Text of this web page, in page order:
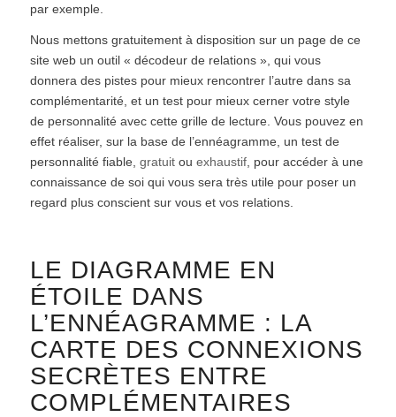
par exemple.
Nous mettons gratuitement à disposition sur un page de ce
site web un outil « décodeur de relations », qui vous
donnera des pistes pour mieux rencontrer l’autre dans sa
complémentarité, et un test pour mieux cerner votre style
de personnalité avec cette grille de lecture. Vous pouvez en
effet réaliser, sur la base de l’ennéagramme, un test de
personnalité fiable, gratuitou exhaustif, pour accéder à une
connaissance de soi qui vous sera très utile pour poser un
regard plus conscient sur vous et vos relations.
LE DIAGRAMME EN
ÉTOILE DANS
L’ENNÉAGRAMME : LA
CARTE DES CONNEXIONS
SECRÈTES ENTRE
COMPLÉMENTAIRES